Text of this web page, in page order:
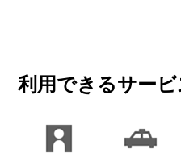
マサラ
インド料理
ホームページ
ドン・キホーテ
ドトールコーヒー
営業時間
9:00
電話番号
03-
利用できるサー